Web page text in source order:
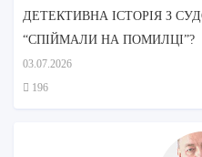
ДЕТЕКТИВНА ІСТОРІЯ З
“СПІЙМАЛИ НА ПОМИЛЦІ”?
03.07.2026
196